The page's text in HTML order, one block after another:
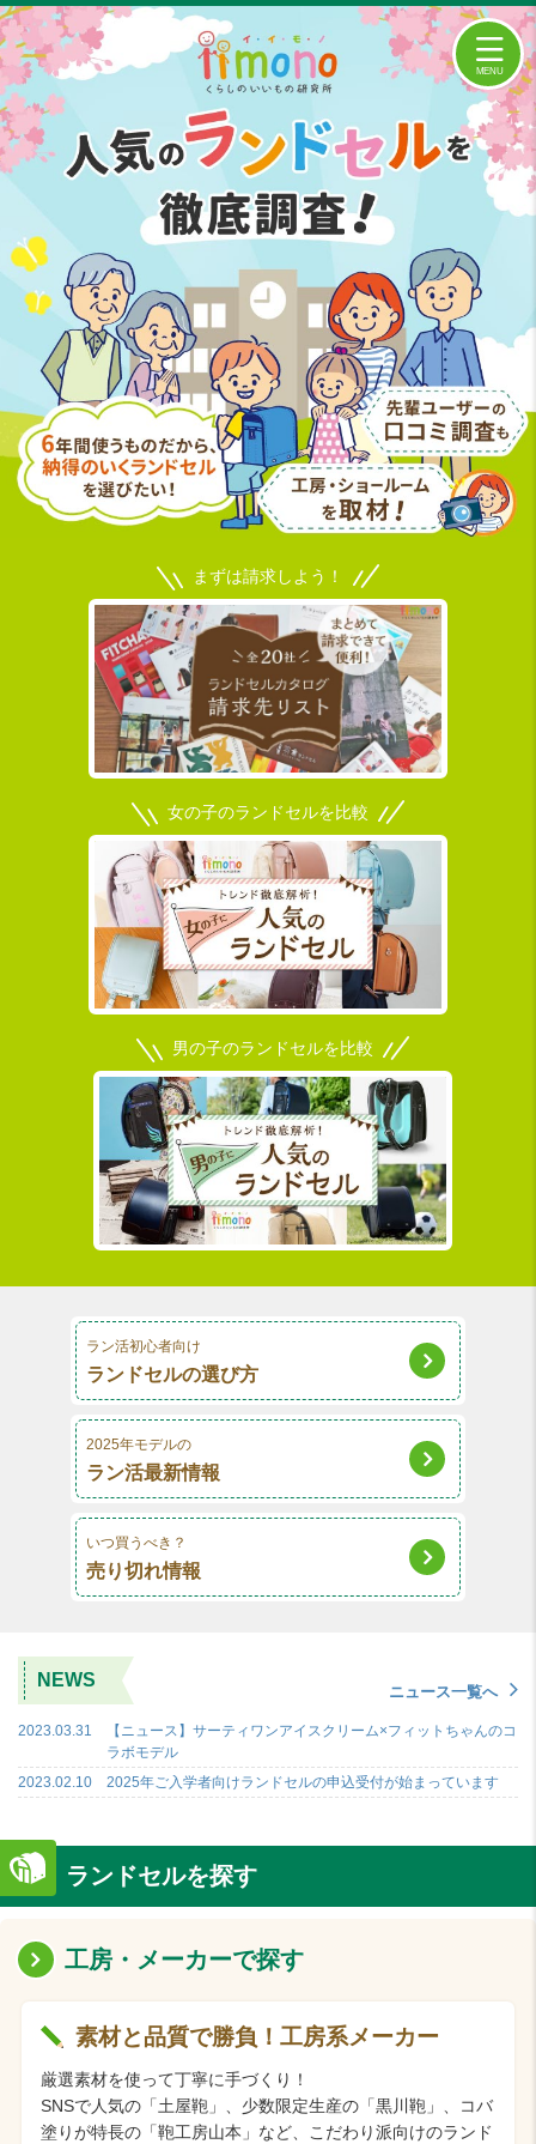
まずは請求しよう！
女の子のランドセルを比較
男の子のランドセルを比較
ラン活初心者向け
ランドセルの選び方
2025年モデルの
ラン活最新情報
いつ買うべき？
売り切れ情報
NEWS
2023.03.31
【ニュース】サーティワンアイスクリーム×フィットちゃんのコ
ラボモデル
2023.02.10
2025年ご入学者向けランドセルの申込受付が始まっています
ニュース一覧へ
ランドセルを探す
工房・メーカーで探す
素材と品質で勝負！工房系メーカー
厳選素材を使って丁寧に手づくり！
SNSで人気の「土屋鞄」、少数限定生産の「黒川鞄」、コバ
塗りが特長の「鞄工房山本」など、こだわり派向けのランド